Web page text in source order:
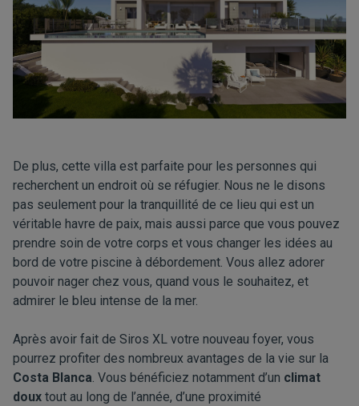
De plus, cette villa est parfaite pour les personnes qui
recherchent un endroit où se réfugier. Nous ne le disons
pas seulement pour la tranquillité de ce lieu qui est un
véritable havre de paix, mais aussi parce que vous pouvez
prendre soin de votre corps et vous changer les idées au
bord de votre piscine à débordement. Vous allez adorer
pouvoir nager chez vous, quand vous le souhaitez, et
admirer le bleu intense de la mer.
Après avoir fait de Siros XL votre nouveau foyer, vous
pourrez profiter des nombreux avantages de la vie sur la
Costa Blanca. Vous bénéficiez notamment d’un climat
doux tout au long de l’année, d’une proximité